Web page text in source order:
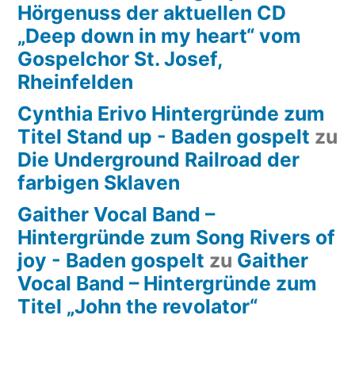
Hörgenuss der aktuellen CD
„Deep down in my heart“ vom
Gospelchor St. Josef,
Rheinfelden
Cynthia Erivo Hintergründe zum
Titel Stand up - Baden gospelt zu
Die Underground Railroad der
farbigen Sklaven
Gaither Vocal Band –
Hintergründe zum Song Rivers of
joy - Baden gospelt zu Gaither
Vocal Band – Hintergründe zum
Titel „John the revolator“